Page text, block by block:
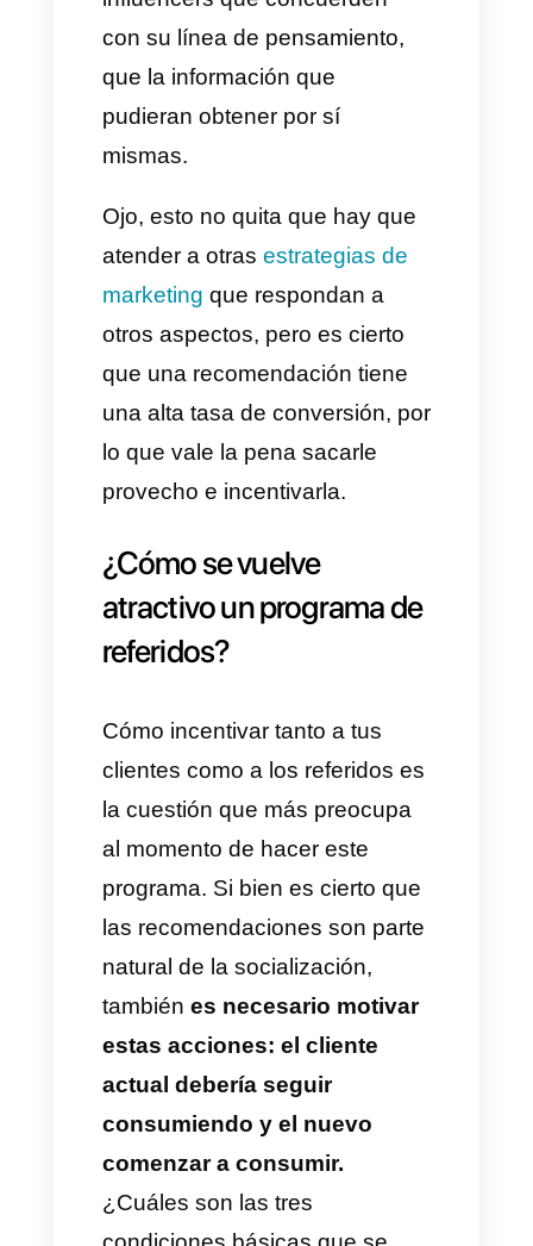
servicios que ofreces. Esto es
especialmente efectivo en el
mundo del marketing porque
las personas creen mucho
más en las recomendaciones
de conocidos cercanos
influencers que concuerden
con su línea de pensamiento,
que la información que
pudieran obtener por sí
mismas.
Ojo, esto no quita que hay que
atender a otrasestrategias de
marketing
otros aspectos, pero es cierto
que una recomendación tiene
una alta tasa de conversión, por
lo que vale la pena sacarle
provecho e incentivarla.
¿Cómo se vuelve
atractivo un programa de
referidos?
Cómo incentivar tanto a tus